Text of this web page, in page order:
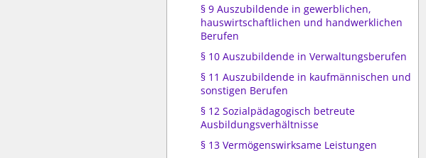
§ 9 Auszubildende in gewerblichen,
hauswirtschaftlichen und handwerklichen
Berufen
§ 10 Auszubildende in Verwaltungsberufen
§ 11 Auszubildende in kaufmännischen und
sonstigen Berufen
§ 12 Sozialpädagogisch betreute
Ausbildungsverhältnisse
§ 13 Vermögenswirksame Leistungen